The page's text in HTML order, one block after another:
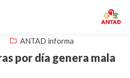
ANTAD informa
por día genera mala